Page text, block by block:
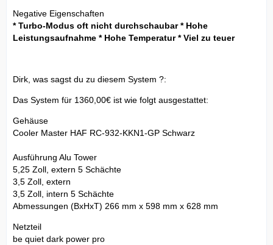
Negative Eigenschaften
* Turbo-Modus oft nicht durchschaubar * Hohe
Leistungsaufnahme * Hohe Temperatur * Viel zu teuer
Dirk, was sagst du zu diesem System ?:
Das System für 1360,00€ ist wie folgt ausgestattet:
Gehäuse
Cooler Master HAF RC-932-KKN1-GP Schwarz
Ausführung Alu Tower
5,25 Zoll, extern 5 Schächte
3,5 Zoll, extern
3,5 Zoll, intern 5 Schächte
Abmessungen (BxHxT) 266 mm x 598 mm x 628 mm
Netzteil
be quiet dark power pro